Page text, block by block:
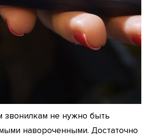
не нужно быть
навороченными. Достаточно